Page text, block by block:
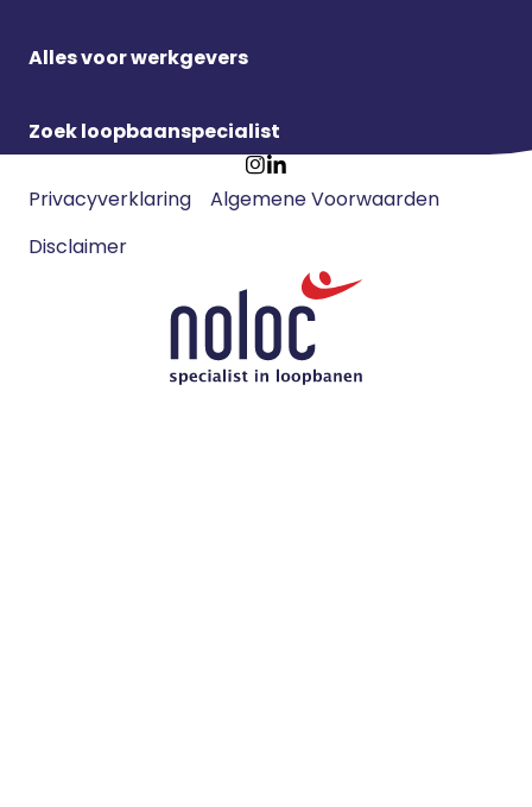
Alles voor werkgevers
Zoek loopbaanspecialist
GaGa
Footer
navigatie
Privacyverklaring
Algemene Voorwaarden
Disclaimer